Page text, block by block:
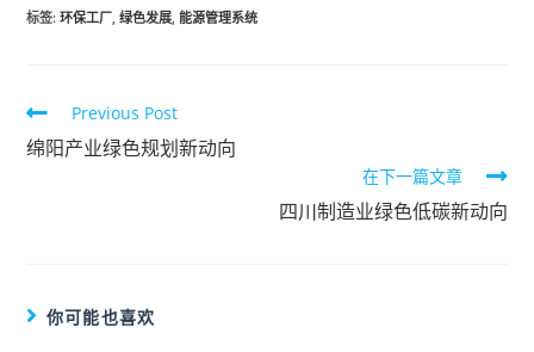
标签:环保工厂 绿色发展 能源管理系统
Previous Post
绵阳产业绿色规划新动向
在下一篇文章
四川制造业绿色低碳新动向
你可能也喜欢